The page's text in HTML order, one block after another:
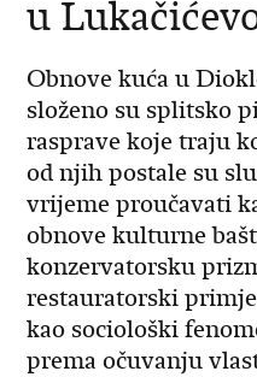
u
Obnove kuća u
složeno su splitsko
rasprave koje traju
od njih postale su
vrijeme proučavati
obnove kulturne
konzervatorsku
restauratorski
kao sociološki
prema očuvanju